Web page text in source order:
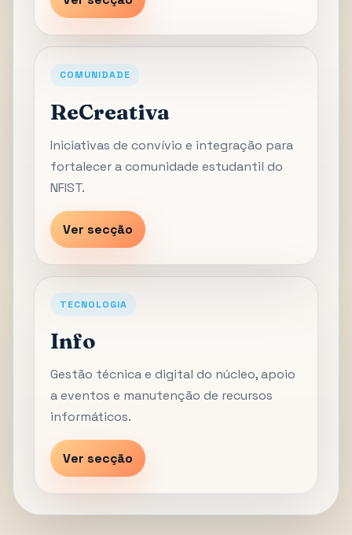
COMUNIDADE
ReCreativa
Iniciativas de convívio e integração para
fortalecer a comunidade estudantil do
NFIST.
Ver secção
TECNOLOGIA
Info
Gestão técnica e digital do núcleo, apoio
a eventos e manutenção de recursos
informáticos.
Ver secção